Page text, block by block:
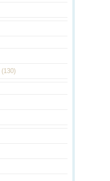
(130)